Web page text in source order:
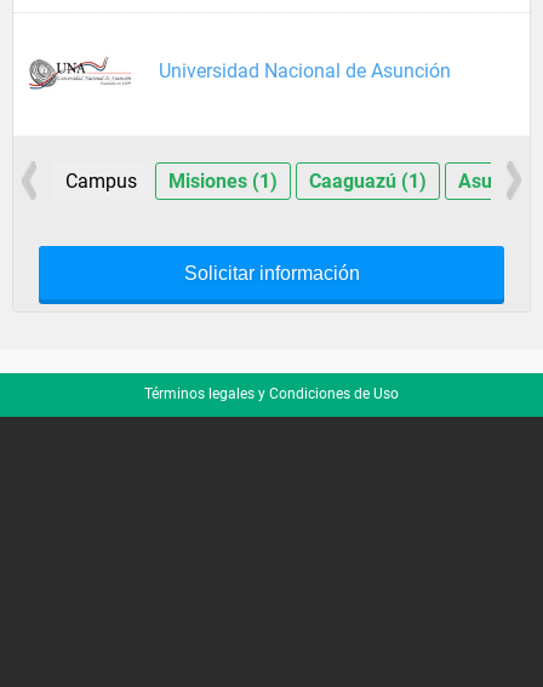
Universidad Nacional de Asunción
Campus Misiones (1) Caaguazú (1)
Solicitar información
Términos legales y Condiciones de Uso